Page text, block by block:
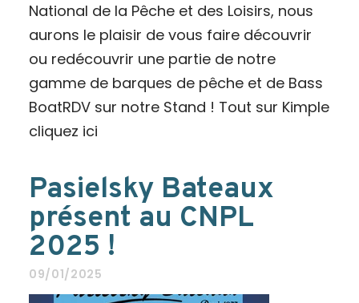
National de la Pêche et des Loisirs, nous
aurons le plaisir de vous faire découvrir
ou redécouvrir une partie de notre
gamme de barques de pêche et de Bass
BoatRDV sur notre Stand ! Tout sur Kimple
cliquez ici
Pasielsky Bateaux
présent au CNPL
2025 !
09/01/2025